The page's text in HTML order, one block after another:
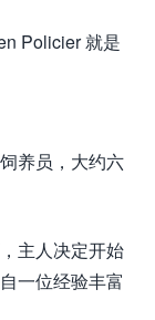
Policier 就是
养员，大约六
主人决定开始
一位经验丰富